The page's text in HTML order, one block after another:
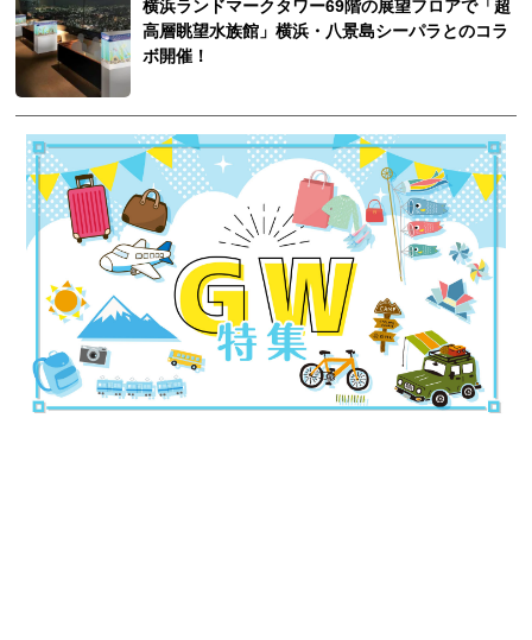
横浜ランドマークタワー69階の展望フロアで「超
高層眺望水族館」横浜・八景島シーパラとのコラ
ボ開催！